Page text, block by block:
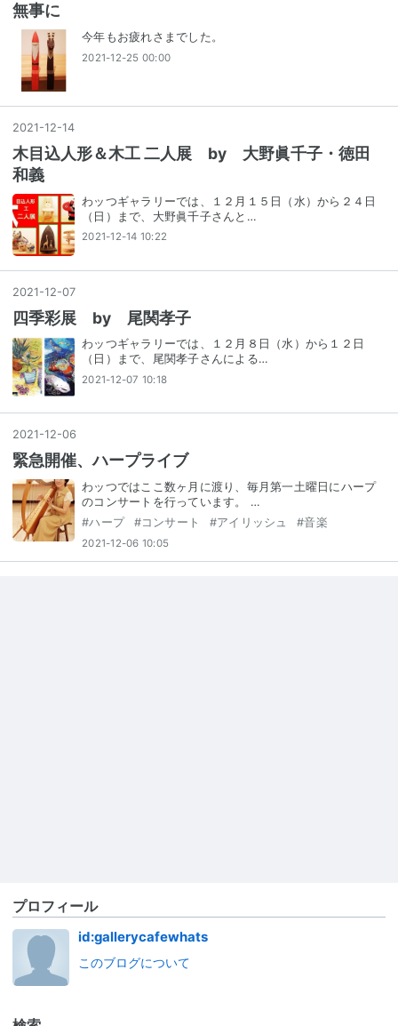
無事に
今年もお疲れさまでした。
2021-12-25 00:00
2021 -12-14
木目込人形＆木工 二人展 by 大野眞千子・徳田
和義
わッつギャラリーでは、１２月１５日（水）から２４日
（日）まで、大野眞千子さんと…
2021-12-14 10:22
2021 -12-07
四季彩展 by 尾関孝子
わッつギャラリーでは、１２月８日（水）から１２日
（日）まで、尾関孝子さんによる…
2021-12-07 10:18
2021 -12-06
緊急開催、ハープライブ
わッつではここ数ヶ月に渡り、毎月第一土曜日にハープ
のコンサートを行っています。 …
#ハープ #コンサート #アイリッシュ #音楽
2021-12-06 10:05
プロフィール
id:gallerycafewhats
このブログについて